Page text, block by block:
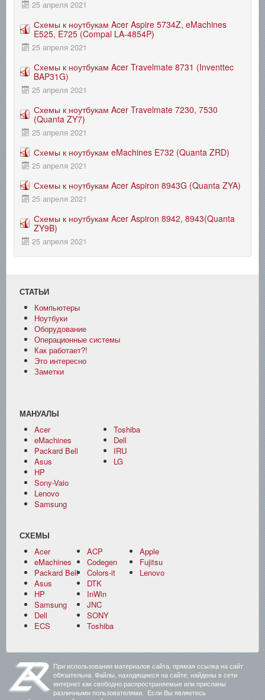
25 апреля 2021
Схемы к ноутбукам Acer Aspire 5734Z, eMachines
E525, E725 (Compal LA-4854P)
25 апреля 2021
Схемы к ноутбукам Acer Travelmate 8731 (Inventtec
BAP31G)
25 апреля 2021
Схемы к ноутбукам Acer Travelmate 7230, 7530
(Quanta ZY7)
25 апреля 2021
Схемы к ноутбукам eMachines E732 (Quanta ZRD)
25 апреля 2021
Схемы к ноутбукам Acer Aspiron 8943G (Quanta ZYA)
25 апреля 2021
Схемы к ноутбукам Acer Aspiron 8942, 8943(Quanta
ZY9B)
25 апреля 2021
СТАТЬИ
Компьютеры
Ноутбуки
Оборудование
Операционные системы
Как работает?!
Это интересно
Заметки
МАНУАЛЫ
Acer
eMachines
Packard Bell
Asus
HP
Sony-Vaio
Lenovo
Samsung
Toshiba
Dell
IRU
LG
СХЕМЫ
Acer
eMachines
Packard Bell
Asus
HP
Samsung
Dell
ECS
ACP
Codegen
Colors-it
DTK
InWin
JNC
SONY
Toshiba
Apple
Fujitsu
Lenovo
При использовании материалов сайта, прямая ссылка на сайт
обязательна. Файлы, находящиеся на сайте, найдены в сети
интернет как свободно распространяемые или присланы
различными пользователями. Если Вы являетесь